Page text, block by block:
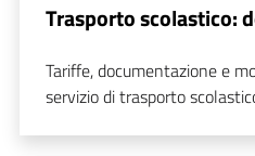
Trasporto scolastico:
Tariffe, documentazione e
servizio di trasporto